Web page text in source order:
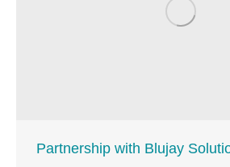
Partnership with Blujay